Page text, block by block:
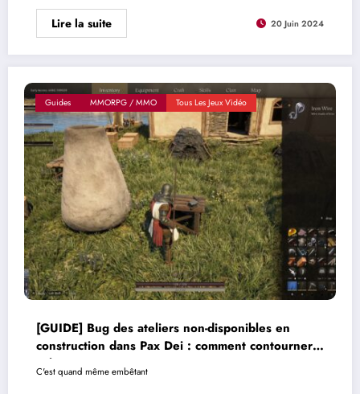
Lire la suite 20 Juin 2024
Guides MMORPG / MMO Tous Les Jeux Vidéo
[GUIDE] Bug des ateliers non-disponibles en
construction dans Pax Dei : comment contourner
cela
C'est quand même embêtant